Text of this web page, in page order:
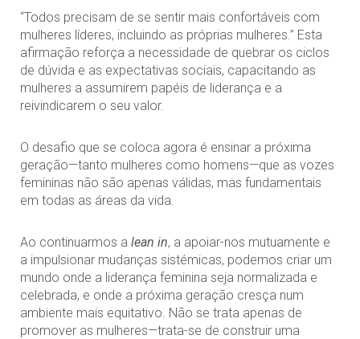
“Todos precisam de se sentir mais confortáveis com
mulheres líderes, incluindo as próprias mulheres.” Esta
afirmação reforça a necessidade de quebrar os ciclos
de dúvida e as expectativas sociais, capacitando as
mulheres a assumirem papéis de liderança e a
reivindicarem o seu valor.
O desafio que se coloca agora é ensinar a próxima
geração—tanto mulheres como homens—que as vozes
femininas não são apenas válidas, mas fundamentais
em todas as áreas da vida.
Ao continuarmos a lean in, a apoiar-nos mutuamente e
a impulsionar mudanças sistémicas, podemos criar um
mundo onde a liderança feminina seja normalizada e
celebrada, e onde a próxima geração cresça num
ambiente mais equitativo. Não se trata apenas de
promover as mulheres—trata-se de construir uma